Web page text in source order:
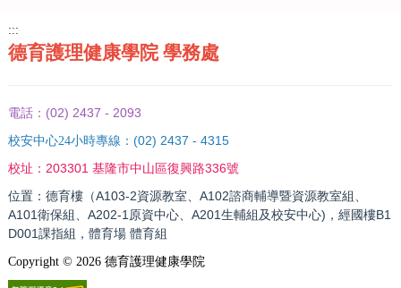
:::
德育護理健康學院 學務處
電話： (02) 2437 - 2093
校安中心24小時專線： (02) 2437 - 4315
校址： 203301 基隆市中山區復興路336號
位置：德育樓（A103-2資源教室、A102諮商輔導暨資源教室組、
A101衛保組、A202-1原資中心、A201生輔組及校安中心)，經國樓B1
D001課指組，體育場 體育組
Copyright © 2026德育護理健康學院